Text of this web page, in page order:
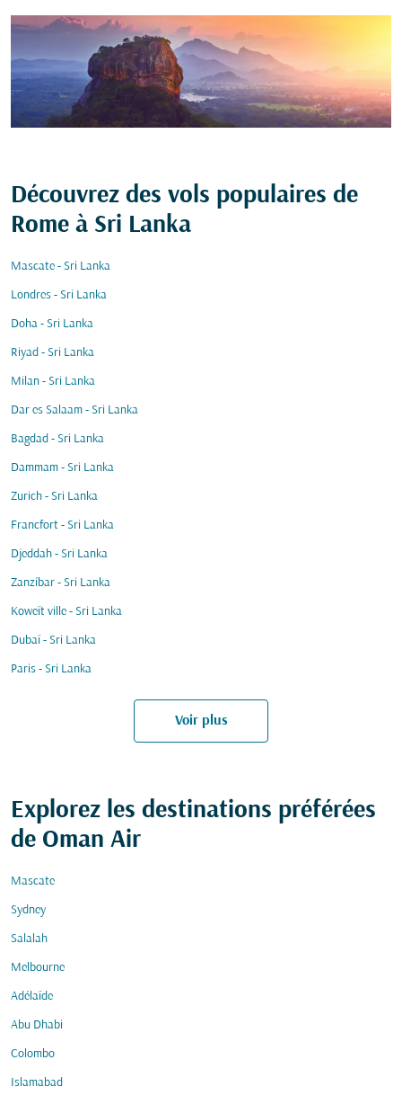
Découvrez des vols populaires de
Rome à Sri Lanka
Mascate - Sri Lanka
Londres - Sri Lanka
Doha - Sri Lanka
Riyad - Sri Lanka
Milan - Sri Lanka
Dar es Salaam - Sri Lanka
Bagdad - Sri Lanka
Dammam - Sri Lanka
Zurich - Sri Lanka
Francfort - Sri Lanka
Djeddah - Sri Lanka
Zanzíbar - Sri Lanka
Koweït ville - Sri Lanka
Dubaï - Sri Lanka
Paris - Sri Lanka
Voir plus
Explorez les destinations préférées
de Oman Air
Mascate
Sydney
Salalah
Melbourne
Adélaïde
Abu Dhabi
Colombo
Islamabad